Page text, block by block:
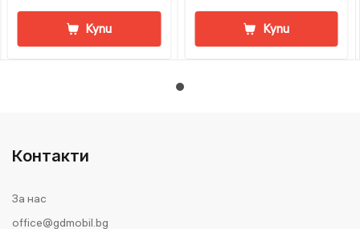
Купи Купи
Контакти
За нас
office@gdmobil.bg